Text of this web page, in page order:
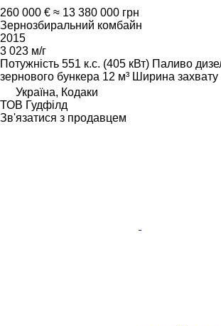
260 000 € ≈ 13 380 000 грн
Зернозбиральний комбайн
2015
3 023 м/г
Потужність 551 к.с. (405 кВт) Паливо
зернового бункера 12 м³ Ширина захвату
Україна, Кодаки
ТОВ Гудфілд
Зв'язатися з продавцем